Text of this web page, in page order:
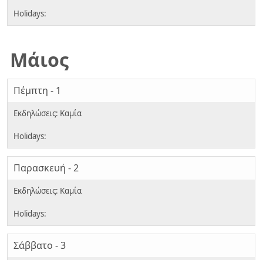
Μάιος
Πέμπτη - 1
Παρασκευή - 2
Σάββατο - 3